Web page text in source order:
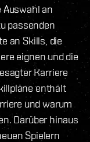
Auswahl an
passenden
an Skills, die
eignen und die
Karriere
enthält
und warum
Darüber hinaus
Spielern